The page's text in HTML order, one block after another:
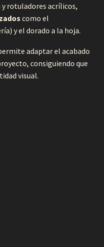
rotuladores acrílicos,
como el
y el dorado a la hoja.
adaptar el acabado
consiguiendo que
visual.